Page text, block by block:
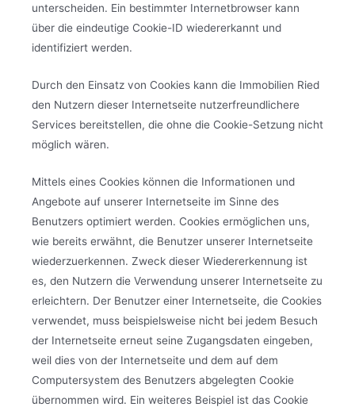
unterscheiden. Ein bestimmter Internetbrowser kann
über die eindeutige Cookie-ID wiedererkannt und
identifiziert werden.
Durch den Einsatz von Cookies kann die Immobilien Ried
den Nutzern dieser Internetseite nutzerfreundlichere
Services bereitstellen, die ohne die Cookie-Setzung nicht
möglich wären.
Mittels eines Cookies können die Informationen und
Angebote auf unserer Internetseite im Sinne des
Benutzers optimiert werden. Cookies ermöglichen uns,
wie bereits erwähnt, die Benutzer unserer Internetseite
wiederzuerkennen. Zweck dieser Wiedererkennung ist
es, den Nutzern die Verwendung unserer Internetseite zu
erleichtern. Der Benutzer einer Internetseite, die Cookies
verwendet, muss beispielsweise nicht bei jedem Besuch
der Internetseite erneut seine Zugangsdaten eingeben,
weil dies von der Internetseite und dem auf dem
Computersystem des Benutzers abgelegten Cookie
übernommen wird. Ein weiteres Beispiel ist das Cookie